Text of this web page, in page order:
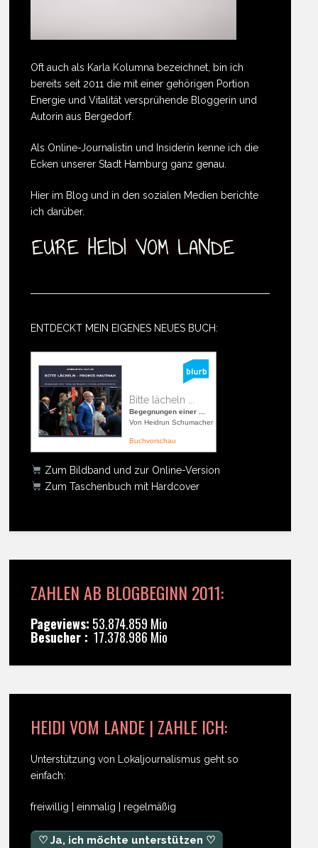
Oft auch als Karla Kolumna bezeichnet, bin ich
bereits seit 2011 die mit einer gehörigen Portion
Energie und Vitalität versprühende Bloggerin und
Autorin aus Bergedorf.
Als Online-Journalistin und Insiderin kenne ich die
Ecken unserer Stadt Hamburg ganz genau.
Hier im Blog und in den sozialen Medien berichte
ich darüber.
ENTDECKT MEIN EIGENES NEUES BUCH:
Bitte lächeln ...
Begegnungen einer ...
Von Heidrun Schumacher
Buchvorschau
Zum Bildband und zur Online-Version
Zum Taschenbuch mit Hardcover
ZAHLEN AB BLOGBEGINN 2011:
Pageviews: 53.874.859 Mio
Besucher : 17.378.986 Mio
HEIDI VOM LANDE | ZAHLE ICH:
Unterstützung von Lokaljournalismus geht so
einfach:
freiwillig | einmalig | regelmäßig
♡ Ja, ich möchte unterstützen ♡